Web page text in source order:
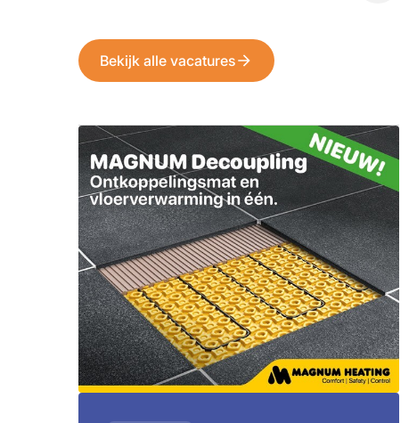
Bekijk alle vacatures